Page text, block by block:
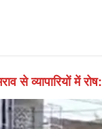
से व्यापारियों में रोष: